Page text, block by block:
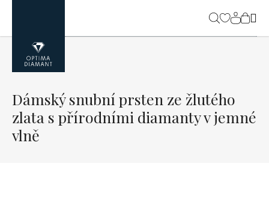
obsah
Dámský snubní prsten ze žlutého
zlata s přírodními diamanty v jemné
vlně